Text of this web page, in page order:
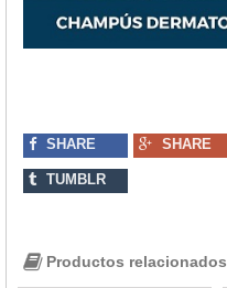
SHARE SHARE
TUMBLR
Productos relacionados